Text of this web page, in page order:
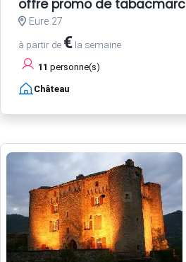
offre promo de tabacmarc
Eure 27
à partir de € la semaine
11 personne(s)
Château